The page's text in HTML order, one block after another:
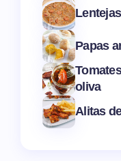
Papas
oliva
Alitas